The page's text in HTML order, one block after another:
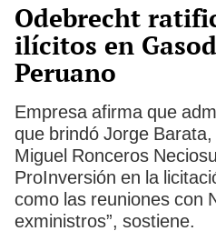
Odebrecht
ilícitos en
Peruano
Empresa afirma que
que brindó Jorge
Miguel Ronceros
ProInversión en la
como las reuniones con
exministros”, sostiene.